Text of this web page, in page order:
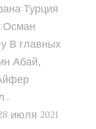
В главных
Абай,
июля 2021